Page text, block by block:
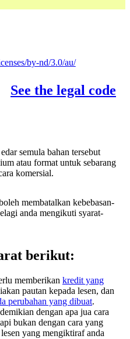
by-nd/3.0/au/
See the legal code
semula bahan tersebut
atau format untuk sebarang
komersial.
membatalkan kebebasan-
anda mengikuti syarat-
berikut:
memberikan kredit yang
pautan kepada lesen, dan
perubahan yang dibuat.
dengan apa jua cara
bukan dengan cara yang
yang mengiktiraf anda